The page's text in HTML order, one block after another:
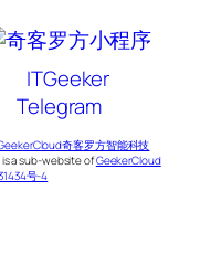
奇客罗方智能科技
a sub-website ofGeekerCloud
号-4